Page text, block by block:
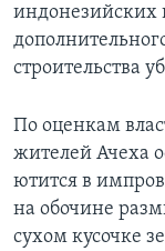
индонезийских
строительства
По оценкам
жителей Ачеха
ютится в
на обочине
сухом кусочке